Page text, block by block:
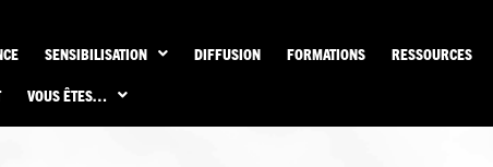
SENSIBILISATION DIFFUSION FORMATIONS RESSOURCES
VOUS ÊTES…